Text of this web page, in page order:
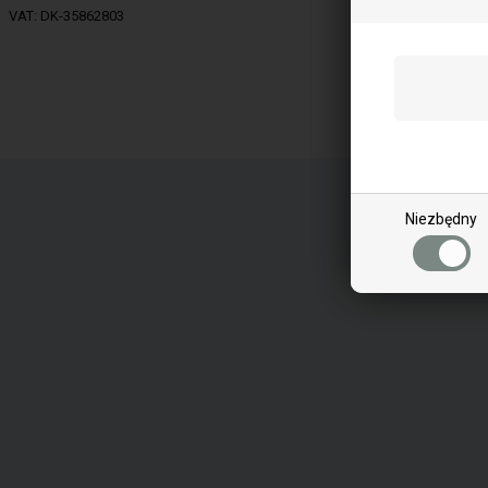
Niezbędny
VAT: DK-35862803